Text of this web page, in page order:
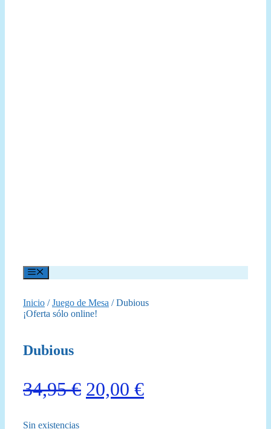
Menú
Inicio /Juego de Mesa / Dubious
¡Oferta sólo online!
Dubious
34,95€ El
20,00 €El
Sin existencias